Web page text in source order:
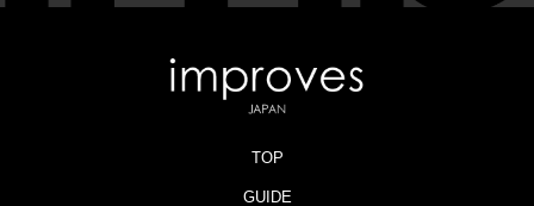
TOP
GUIDE